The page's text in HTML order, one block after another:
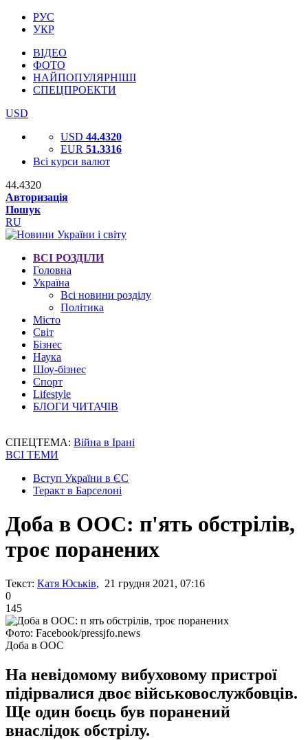
РУС
УКР
ВІДЕО
ФОТО
НАЙПОПУЛЯРНІШІ
СПЕЦПРОЕКТИ
USD
USD 44.4320
EUR 51.3316
Всі курси валют
44.4320
Авторизація
Пошук
RU
ВСІ РОЗДІЛИ
Головна
Україна
Всі новини розділу
Політика
Місто
Світ
Бізнес
Наука
Шоу-бізнес
Спорт
Lifestyle
БЛОГИ ЧИТАЧІВ
СПЕЦТЕМА: Війна в Ірані
ВСІ ТЕМИ
Вступ України в ЄС
Теракт в Барселоні
Доба в ООС: п'ять обстрілів,
троє поранених
Текст: Катя Юськів, 21 грудня 2021, 07:16
0
145
Фото: Facebook/pressjfo.news
Доба в ООС
На невідомому вибуховому пристрої
підірвалися двоє військовослужбовців.
Ще один боєць був поранений
внаслідок обстрілу.